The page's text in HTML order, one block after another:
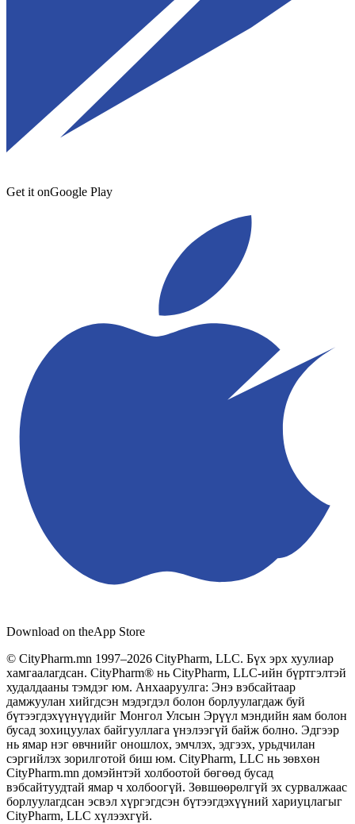
Get it onGoogle Play
Download on theApp Store
© CityPharm.mn 1997–2026 CityPharm, LLC. Бүх эрх хуулиар
хамгаалагдсан. CityPharm® нь CityPharm, LLC-ийн бүртгэлтэй
худалдааны тэмдэг юм. Анхааруулга: Энэ вэбсайтаар
дамжуулан хийгдсэн мэдэгдэл болон борлуулагдаж буй
бүтээгдэхүүнүүдийг Монгол Улсын Эрүүл мэндийн яам болон
бусад зохицуулах байгууллага үнэлээгүй байж болно. Эдгээр
нь ямар нэг өвчнийг оношлох, эмчлэх, эдгээх, урьдчилан
сэргийлэх зорилготой биш юм. CityPharm, LLC нь зөвхөн
CityPharm.mn домэйнтэй холбоотой бөгөөд бусад
вэбсайтуудтай ямар ч холбоогүй. Зөвшөөрөлгүй эх сурвалжаас
борлуулагдсан эсвэл хүргэгдсэн бүтээгдэхүүний хариуцлагыг
CityPharm, LLC хүлээхгүй.